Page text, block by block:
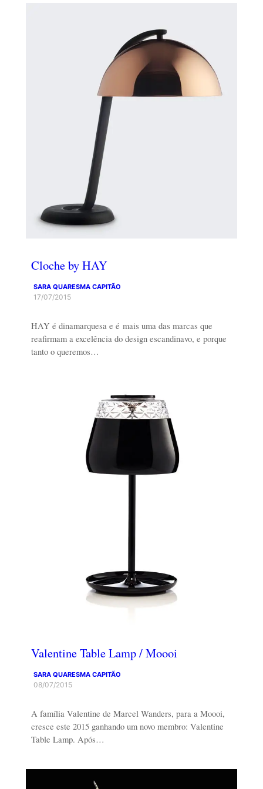
Cloche by HAY
SARA QUARESMA CAPITÃO
17/07/2015
HAY é dinamarquesa e é mais uma das marcas que
reafirmam a excelência do design escandinavo, e porque
tanto o queremos…
Valentine Table Lamp / Moooi
SARA QUARESMA CAPITÃO
08/07/2015
A família Valentine de Marcel Wanders, para a Moooi,
cresce este 2015 ganhando um novo membro: Valentine
Table Lamp. Após…